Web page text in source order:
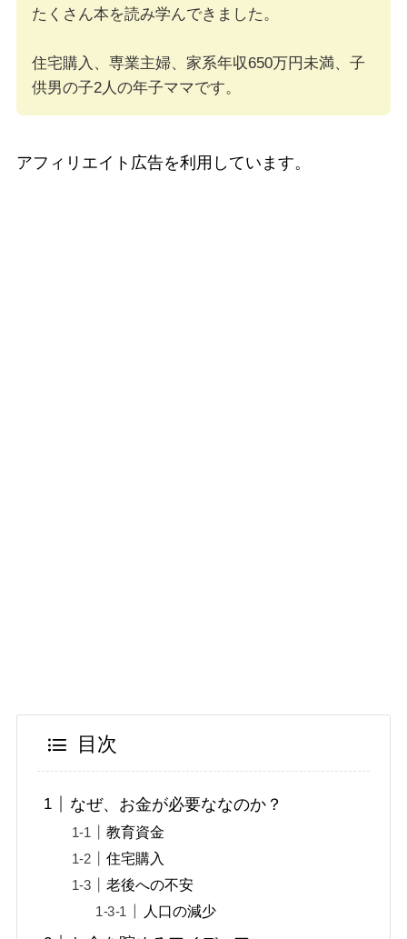
たくさん本を読み学んできました。
住宅購入、専業主婦、家系年収650万円未満、子
供男の子2人の年子ママです。
アフィリエイト広告を利用しています。
目次
なぜ、お金が必要ななのか？
教育資金
住宅購入
老後への不安
人口の減少